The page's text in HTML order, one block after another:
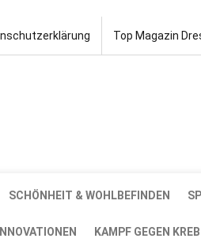
Top Magazin
SCHÖNHEIT & WOHLBEFINDEN
INNOVATIONEN KAMPF GEGEN